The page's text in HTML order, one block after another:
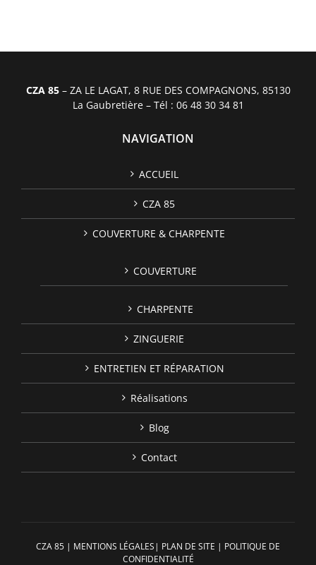
CZA 85– ZA LE LAGAT, 8 RUE DES COMPAGNONS, 85130
La Gaubretière – Tél : 06 48 30 34 81
NAVIGATION
ACCUEIL
CZA 85
COUVERTURE & CHARPENTE
COUVERTURE
CHARPENTE
ZINGUERIE
ENTRETIEN ET RÉPARATION
Réalisations
Blog
Contact
CZA 85 | MENTIONS LÉGALES| PLAN DE SITE | POLITIQUE DE
CONFIDENTIALITÉ